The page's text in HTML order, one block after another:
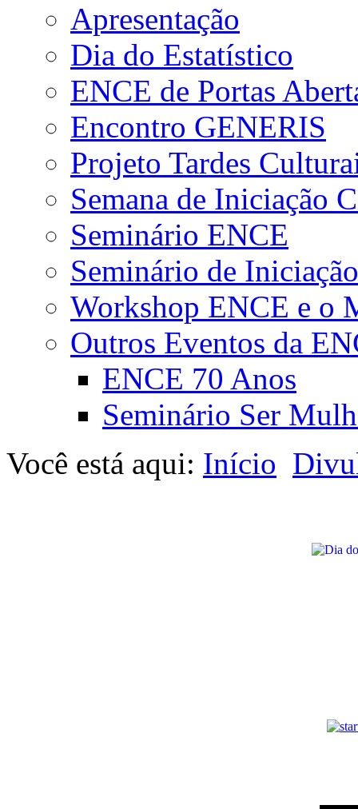
Apresentação
Dia do Estatístico
ENCE de Portas
Encontro GENERIS
Projeto Tardes
Semana de Iniciação
Seminário ENCE
Seminário de
Workshop ENCE e o
Outros Eventos da
ENCE 70 Anos
Seminário Ser
Você está aqui: Início